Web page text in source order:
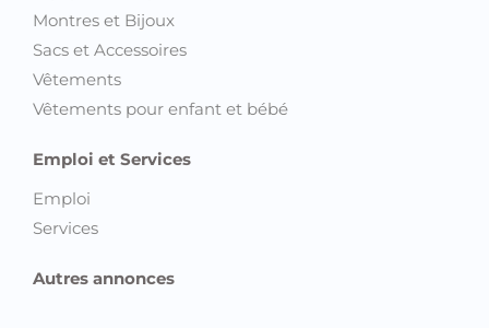
Montres et Bijoux
Sacs et Accessoires
Vêtements
Vêtements pour enfant et bébé
Emploi et Services
Emploi
Services
Autres annonces